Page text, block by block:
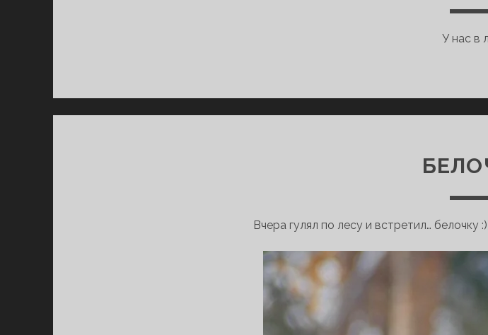
У нас в
Вчера гулял по лесу и встретил…